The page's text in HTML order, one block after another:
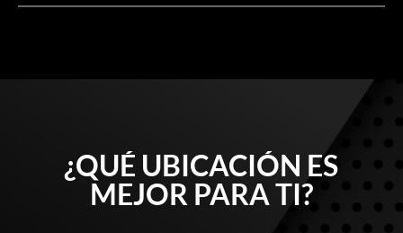
¿QUÉ UBICACIÓN ES
MEJOR PARA TI?